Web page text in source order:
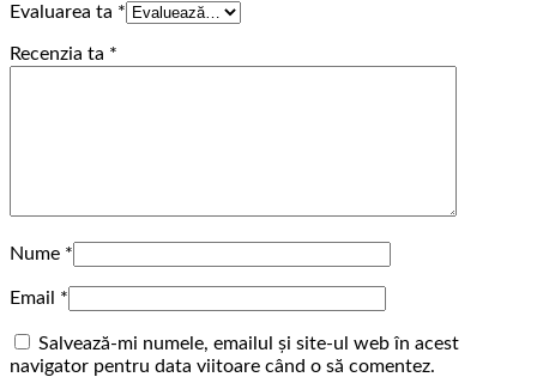
Evaluarea ta *
Recenzia ta *
Nume *
Email *
Salvează-mi numele, emailul și site-ul web în acest
navigator pentru data viitoare când o să comentez.